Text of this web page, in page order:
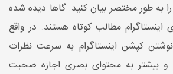
به طور مختصر بیان کنید. گاها دیده شده
مطالب کوتاه هستند. در واقع
کپشن اینستاگرام به سرعت نظرات
و بیشتر به محتوای بصری اجازه صحبت